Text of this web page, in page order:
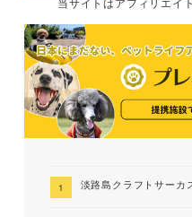
淡路島クラフトサーカ